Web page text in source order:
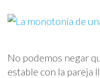
No podemos negar
estable con la pareja